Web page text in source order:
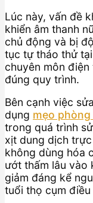
Lúc này, vấn đề
khiển âm thanh
chủ động và bị
tục tự tháo thử
chuyên môn
đúng quy trình.
Bên cạnh việc
dụng mẹo
trong quá trình
xịt dung dịch
không dùng hóa
ướt thấm lâu vào
giảm đáng kể
tuổi thọ cụm điều